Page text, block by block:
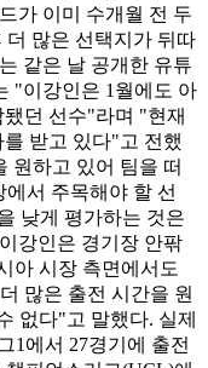
가 이미 수개월 전 두
많은 선택지가 뒤따
같은 날 공개한 유튜
"이강인은 1월에도 아
던 선수"라며 "현재
받고 있다"고 전했
원하고 있어 팀을 떠
서 주목해야 할 선
낮게 평가하는 것은
강인은 경기장 안팎
아 시장 측면에서도
많은 출전 시간을 원
없다"고 말했다. 실제
1에서 27경기에 출전